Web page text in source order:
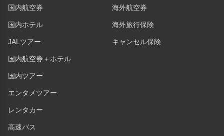
国内航空券
国内ホテル
JALツアー
国内航空券＋ホテル
国内ツアー
エンタメツアー
レンタカー
高速バス
海外航空券
海外旅行保険
キャンセル保険